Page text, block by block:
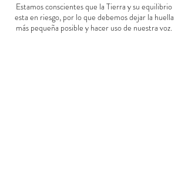
Estamos conscientes que la Tierra y su equilibrio
esta en riesgo, por lo que debemos dejar la huella
más pequeña posible y hacer uso de nuestra voz.